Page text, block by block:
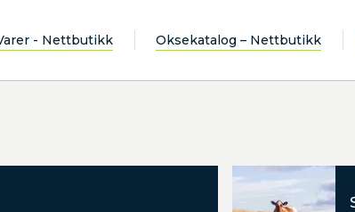
- Nettbutikk Oksekatalog – Nettbutikk